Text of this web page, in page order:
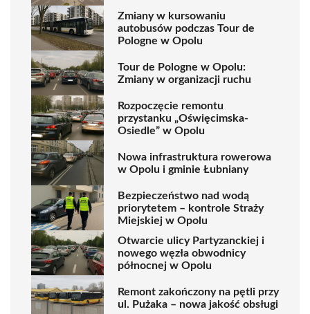
Zmiany w kursowaniu
autobusów podczas Tour de
Pologne w Opolu
Tour de Pologne w Opolu:
Zmiany w organizacji ruchu
Rozpoczęcie remontu
przystanku „Oświęcimska-
Osiedle” w Opolu
Nowa infrastruktura rowerowa
w Opolu i gminie Łubniany
Bezpieczeństwo nad wodą
priorytetem – kontrole Straży
Miejskiej w Opolu
Otwarcie ulicy Partyzanckiej i
nowego węzła obwodnicy
północnej w Opolu
Remont zakończony na pętli przy
ul. Pużaka – nowa jakość obsługi